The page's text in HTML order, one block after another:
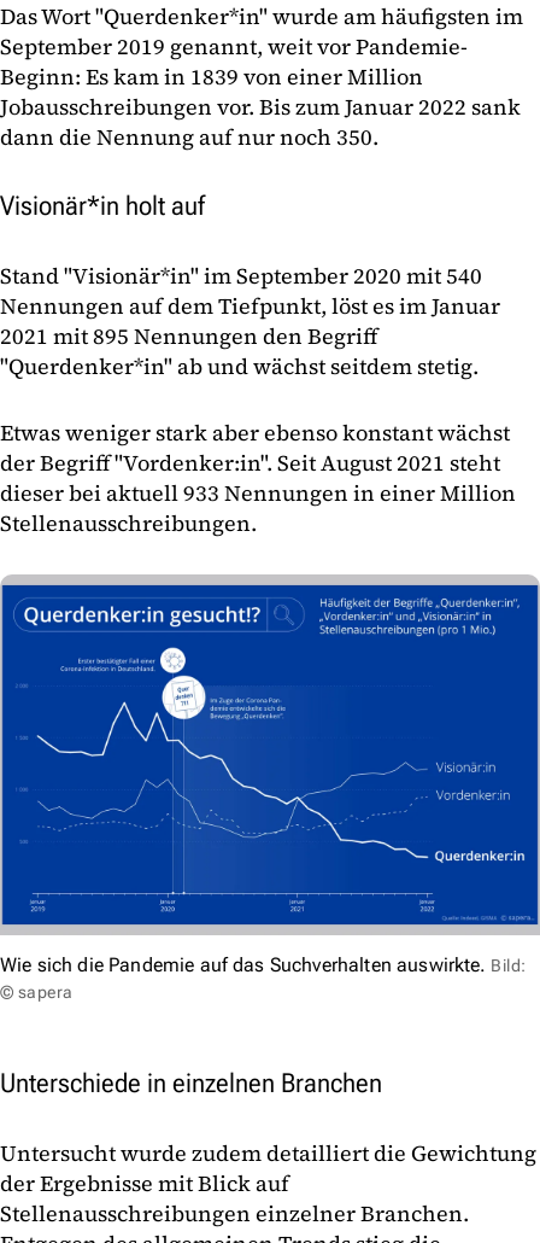
Das Wort "Querdenker*in" wurde am häufigsten im
September 2019 genannt, weit vor Pandemie-
Beginn: Es kam in 1839 von einer Million
Jobausschreibungen vor. Bis zum Januar 2022 sank
dann die Nennung auf nur noch 350.
Visionär*in holt auf
Stand "Visionär*in" im September 2020 mit 540
Nennungen auf dem Tiefpunkt, löst es im Januar
2021 mit 895 Nennungen den Begriff
"Querdenker*in" ab und wächst seitdem stetig.
Etwas weniger stark aber ebenso konstant wächst
der Begriff "Vordenker:in". Seit August 2021 steht
dieser bei aktuell 933 Nennungen in einer Million
Stellenausschreibungen.
Wie sich die Pandemie auf das Suchverhalten auswirkte. Bild:
© sapera
Unterschiede in einzelnen Branchen
Untersucht wurde zudem detailliert die Gewichtung
der Ergebnisse mit Blick auf
Stellenausschreibungen einzelner Branchen.